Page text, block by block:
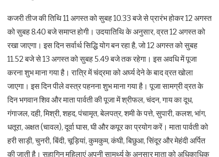
कजरी तीज की तिथि 11 अगस्त को सुबह 10.33 बजे से प्रारंभ होकर 12 अगस्त
को सुबह 8.40 बजे समाप्त होगी। उदयातिथि के अनुसार, व्रत 12 अगस्त को
रखा जाएगा। इस दिन सर्वार्थ सिद्धि योग बन रहा है, जो 12 अगस्त को सुबह
11.52 बजे से 13 अगस्त को सुबह 5.49 बजे तक रहेगा। इस अवधि में पूजा
करना शुभ माना गया है। रात्रि में चंद्रमा को अर्घ्य देने के बाद व्रत खोला
जाएगा। इस दिन पीले वस्त्र पहनना शुभ माना गया है। पूजा सामग्री व्रत के
दिन भगवान शिव और माता पार्वती की पूजा में श्रीफल, चंदन, गाय का दूध,
गंगाजल, दही, मिश्री, शहद, पंचामृत, बेलपत्र, शमी के पत्ते, सुपारी, कलश, भांग,
धतूरा, अक्षत (चावल), दूर्वा घास, घी और कपूर का प्रयोग करें। माता पार्वती को
हरी साड़ी, चुनरी, बिंदी, चूड़ियां, कुमकुम, कंघी, बिछुआ, सिंदूर और मेहंदी अर्पित
की जाती है। सुहागिन महिलाएं अपनी सामर्थ्य के अनुसार माता को अधिकाधिक